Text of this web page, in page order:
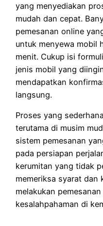
yang menyediakan
mudah dan cepat.
pemesanan online
untuk menyewa mobil
menit. Cukup isi
jenis mobil yang
mendapatkan
langsung.
Proses yang
terutama di musim
sistem pemesanan
pada persiapan
kerumitan yang tidak
memeriksa syarat dan
melakukan
kesalahpahaman di